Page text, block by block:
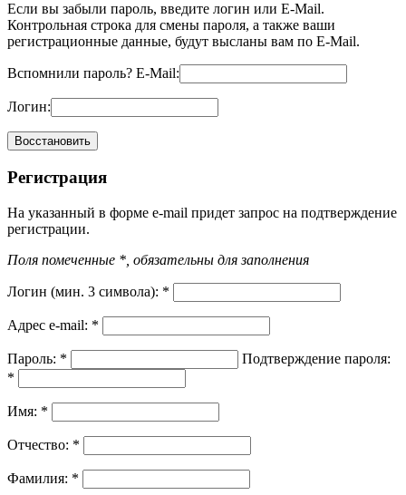
Если вы забыли пароль, введите логин или E-Mail.
Контрольная строка для смены пароля, а также ваши
регистрационные данные, будут высланы вам по E-Mail.
Вспомнили пароль? E-Mail:
Логин:
Регистрация
На указанный в форме e-mail придет запрос на подтверждение
регистрации.
Поля помеченные *, обязательны для заполнения
Логин (мин. 3 символа): *
Адрес e-mail: *
Пароль: *
Подтверждение пароля:
*
Имя: *
Отчество: *
Фамилия: *